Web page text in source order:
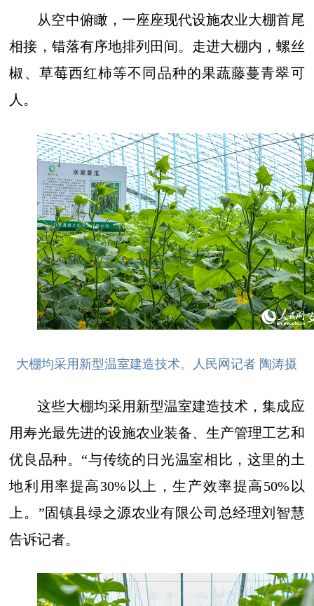
从空中俯瞰，一座座现代设施农业大棚首尾
相接，错落有序地排列田间。走进大棚内，螺丝
椒、草莓西红柿等不同品种的果蔬藤蔓青翠可
人。
大棚均采用新型温室建造技术。人民网记者 陶涛摄
这些大棚均采用新型温室建造技术，集成应
用寿光最先进的设施农业装备、生产管理工艺和
优良品种。“与传统的日光温室相比，这里的土
地利用率提高30%以上，生产效率提高50%以
上。”固镇县绿之源农业有限公司总经理刘智慧
告诉记者。